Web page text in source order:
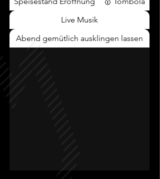
Live Musik
Abend gemütlich ausklingen lassen